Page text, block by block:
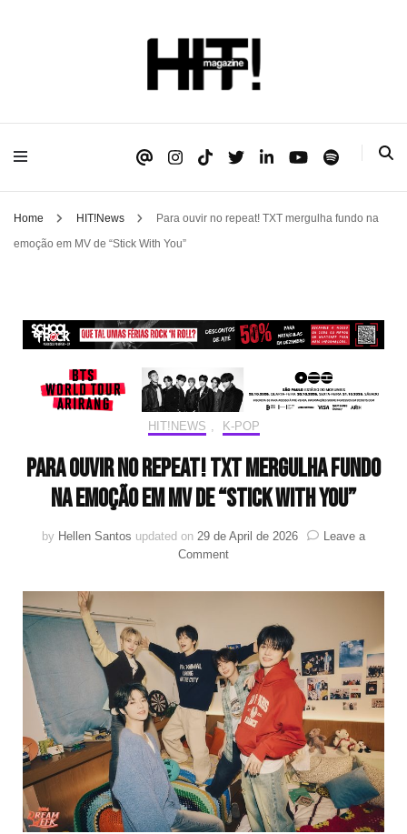
HIT!Magazine
Home HIT!News
Para ouvir no repeat! TXT mergulha fundo na
emoção em MV de “Stick With You”
HIT!NEWS K-POP
Para ouvir no repeat! TXT mergulha fundo
na emoção em MV de “Stick With You”
by Hellen Santos updated on 29 de April de 2026
Leave a
Commenton
ouvir
repeat!
TXT
mergulha
fundo
na
emoção
em
MV
de
“Stick
With
You”